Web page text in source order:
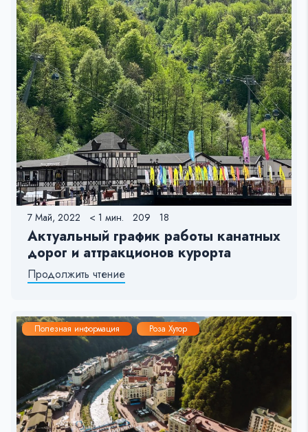
7 Май, 2022 < 1 мин. 209 18
Актуальный график работы канатных
дорог и аттракционов курорта
Продолжить чтение
Полезная информация Роза Хутор